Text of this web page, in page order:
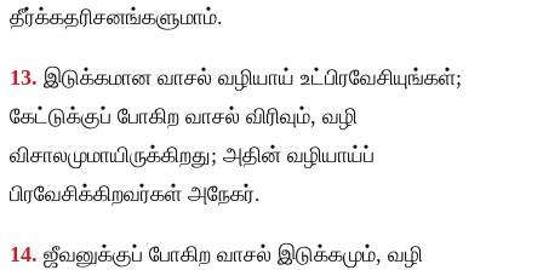
தீர்க்கதரிசனங்களுமாம்.
13. இடுக்கமான வாசல் வழியாய் உட்பிரவேசியுங்கள்;
கேட்டுக்குப் போகிற வாசல் விரிவும், வழி
விசாலமுமாயிருக்கிறது; அதின் வழியாய்ப்
பிரவேசிக்கிறவர்கள் அநேகர்.
14. ஜீவனுக்குப் போகிற வாசல் இடுக்கமும், வழி